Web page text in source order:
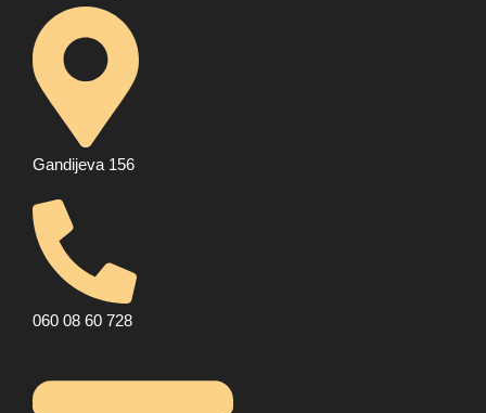
Gandijeva 156
060 08 60 728